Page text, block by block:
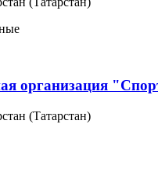
организация
(Татарстан)